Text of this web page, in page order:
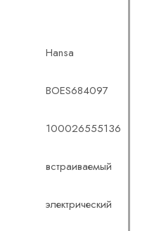
Hansa
BOES684097
100026555136
встраиваемый
электрический